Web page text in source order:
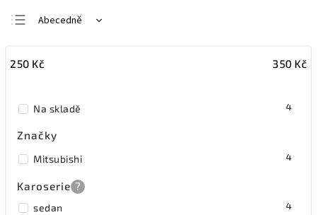
Abecedně
Nejdražší
250 Kč 350 Kč
Na skladě 4
Značky
Mitsubishi 4
Karoserie ?
sedan 4